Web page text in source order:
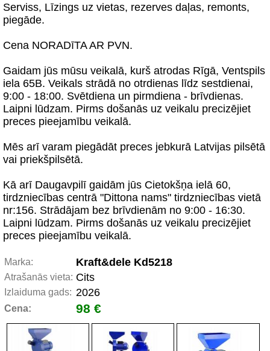
Serviss, Līzings uz vietas, rezerves daļas, remonts,
piegāde.
Cena NORADīTA AR PVN.
Gaidam jūs mūsu veikalā, kurš atrodas Rīgā, Ventspils
iela 65B. Veikals strādā no otrdienas līdz sestdienai,
9:00 - 18:00. Svētdiena un pirmdiena - brīvdienas.
Laipni lūdzam. Pirms došanās uz veikalu precizējiet
preces pieejamību veikalā.
Mēs arī varam piegādāt preces jebkurā Latvijas pilsētā
vai priekšpilsētā.
Kā arī Daugavpilī gaidām jūs Cietokšņa ielā 60,
tirdzniecības centrā "Dittona nams" tirdzniecības vietā
nr:156. Strādājam bez brīvdienām no 9:00 - 16:30.
Laipni lūdzam. Pirms došanās uz veikalu precizējiet
preces pieejamību veikalā.
Marka: Kraft&dele Kd5218
Atrašanās vieta: Cits
Izlaiduma gads: 2026
Cena: 98 €